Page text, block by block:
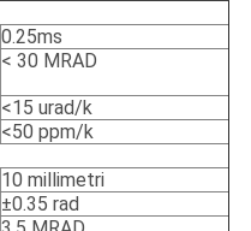
0.25ms
< 30 MRAD
<15 urad/k
<50 ppm/k
10 millimetri
±0.35 rad